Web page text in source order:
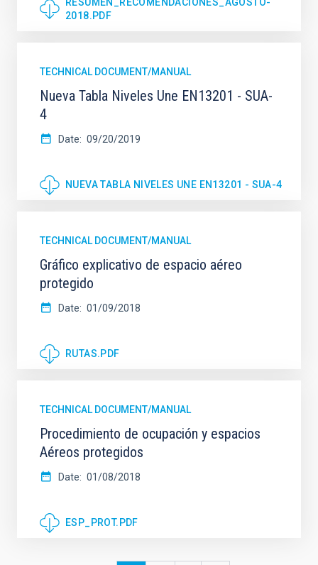
2018.PDF
TECHNICAL DOCUMENT/MANUAL
Nueva Tabla Niveles Une EN13201 - SUA-
4
Date 09/20/2019
NUEVA TABLA NIVELES UNE EN13201 - SUA-4
TECHNICAL DOCUMENT/MANUAL
Gráfico explicativo de espacio aéreo
protegido
Date 01/09/2018
RUTAS.PDF
TECHNICAL DOCUMENT/MANUAL
Procedimiento de ocupación y espacios
Aéreos protegidos
Date 01/08/2018
ESP_PROT.PDF